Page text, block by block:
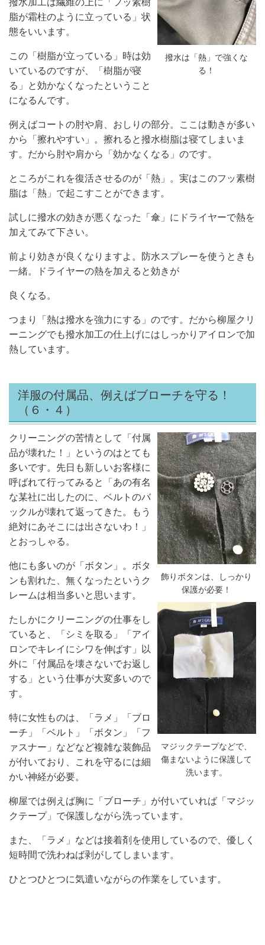
撥水は「熱」で強くな
る！
撥水加工は繊維の上に「フッ素樹
脂が霜柱のように立っている」状
態をいいます。
この「樹脂が立っている」時は効
いているのですが、「樹脂が寝
る」と効かなくなったということ
になるんです。
例えばコートの肘や肩、おしりの部分。ここは動きが多い
から「擦れやすい」。擦れると撥水樹脂は寝てしまいま
す。だから肘や肩から「効かなくなる」のです。
ところがこれを復活させるのが「熱」。実はこのフッ素樹
脂は「熱」で起こすことができます。
試しに撥水の効きが悪くなった「傘」にドライヤーで熱を
加えてみて下さい。
前より効きが良くなりますよ。防水スプレーを使うときも
一緒。ドライヤーの熱を加えると効きが
良くなる。
つまり「熱は撥水を強力にする」のです。だから柳屋クリ
ーニングでも撥水加工の仕上げにはしっかりアイロンで加
熱しています。
洋服の付属品、例えばブローチを守る！
（６・４）
飾りボタンは、しっかり
保護が必要！
マジックテープなどで、
傷まないように保護して
洗います。
クリーニングの苦情として「付属
品が壊れた！」というのはとても
多いです。先日も新しいお客様に
呼ばれて行ってみると「あの有名
な某社に出したのに、ベルトのバ
ックルが壊れて返ってきた。もう
絶対にあそこには出さないわ！」
とおっしゃる。
他にも多いのが「ボタン」。ボタ
ンも割れた、無くなったというク
レームは相当多いと思います。
たしかにクリーニングの仕事をし
ていると、「シミを取る」「アイ
ロンでキレイにシワを伸ばす」以
外に「付属品を壊さないでお返し
する」という仕事が大変多いので
す。
特に女性ものは、「ラメ」「ブロ
ーチ」「ベルト」「ボタン」「フ
ァスナー」などなど複雑な装飾品
が付いており、これを守るには細
かい神経が必要。
柳屋では例えば胸に「ブローチ」が付いていれば「マジッ
クテープ」で保護しながら洗っています。
また、「ラメ」などは接着剤を使用しているので、優しく
短時間で洗わねば剥がしてしまいます。
ひとつひとつに気遣いながらの作業をしています。